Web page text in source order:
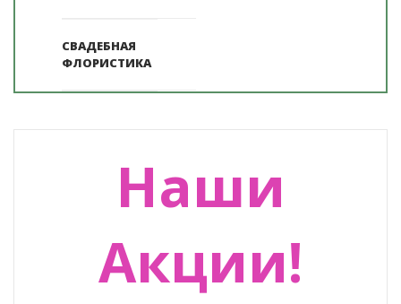
СВАДЕБНАЯ
ФЛОРИСТИКА
Наши
Акции!